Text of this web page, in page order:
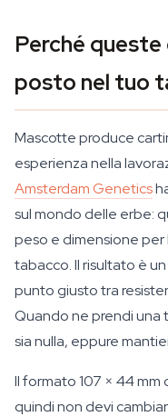
Perché
posto nel tuo
Mascotte produce
esperienza nella
Amsterdam Genetics
sul mondo delle erbe:
peso e dimensione per
tabacco. Il risultato è
punto giusto tra
Quando ne prendi una
sia nulla, eppure
Il formato 107 × 44 mm
quindi non devi